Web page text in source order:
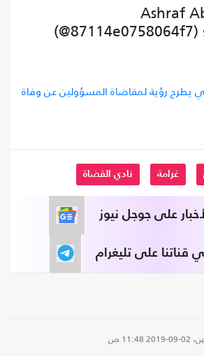
— Ashraf
(@87114e0758064f7)
يطرح رؤية لمقاضاة المسؤولين عن وفاة
غرامة نادي القضاة
على جوجل نيوز
قناتنا على تليغرام
2019 11:48 ص